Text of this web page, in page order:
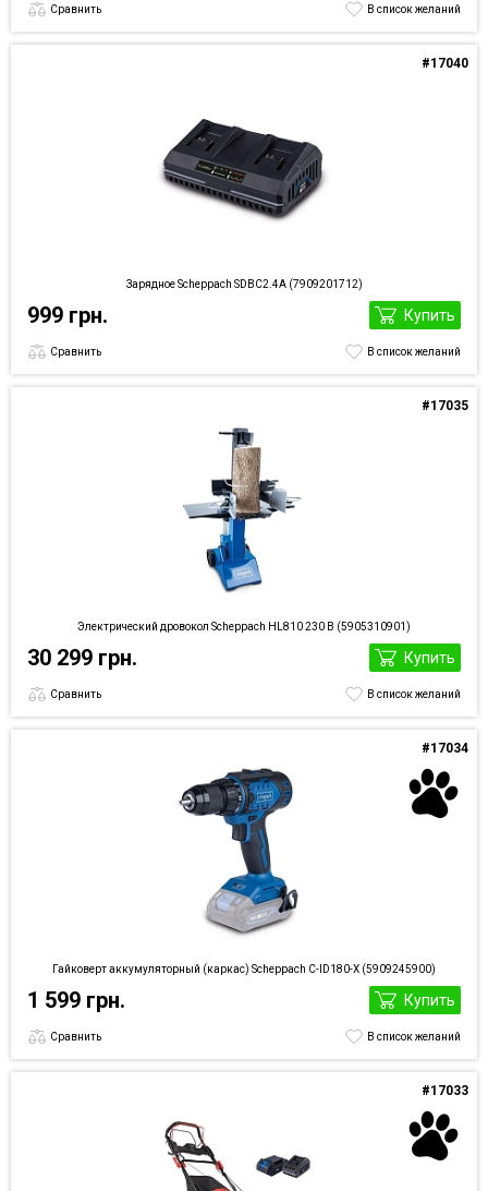
Сравнить В список желаний
Зарядное Scheppach SDBC2.4A (7909201712)
#17040
999 грн. Купить
Сравнить В список желаний
Электрический дровокол Scheppach HL810 230 В (5905310901)
#17035
30 299 грн. Купить
Сравнить В список желаний
Гайковерт аккумуляторный (каркас) Scheppach C-ID180-X (5909245900)
#17034
1 599 грн. Купить
Сравнить В список желаний
#17033